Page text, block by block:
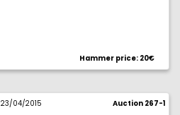
Hammer price: 20€
23/04/2015 Auction 267-1